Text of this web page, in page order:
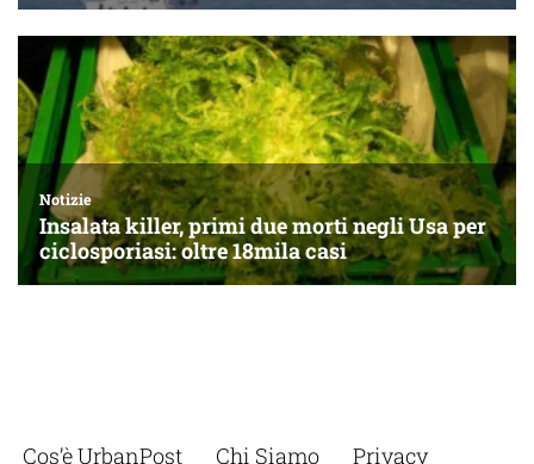
Cos’è UrbanPost Chi Siamo Privacy